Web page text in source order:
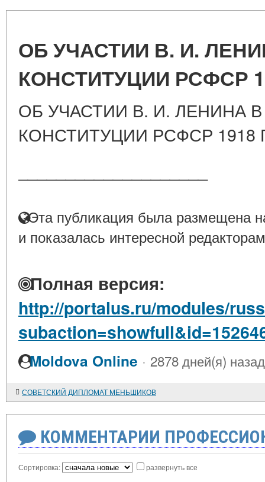
ОБ УЧАСТИИ В. И.
КОНСТИТУЦИИ РСФСР
ОБ УЧАСТИИ В. И. ЛЕНИНА
КОНСТИТУЦИИ РСФСР 1918
Эта публикация была размещена
и показалась интересной
Полная версия:
http://portalus.ru/modules/
Moldova Online · 2878 дней(я) назад
СОВЕТСКИЙ ДИПЛОМАТ МЕНЬШИКОВ
КОММЕНТАРИИ
Сортировка: развернуть все